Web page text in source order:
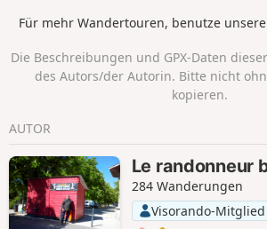
Für mehr Wandertouren, benutze
Die Beschreibungen und GPX-Daten
des Autors/der Autorin. Bitte nicht
kopieren.
AUTOR
Le randonneur
284 Wanderungen
Visorando-Mitglied